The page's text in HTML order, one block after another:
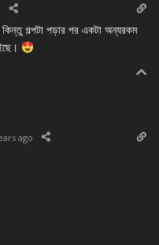
গল্পটা পড়ার পর একটা অন্যরকম
ago